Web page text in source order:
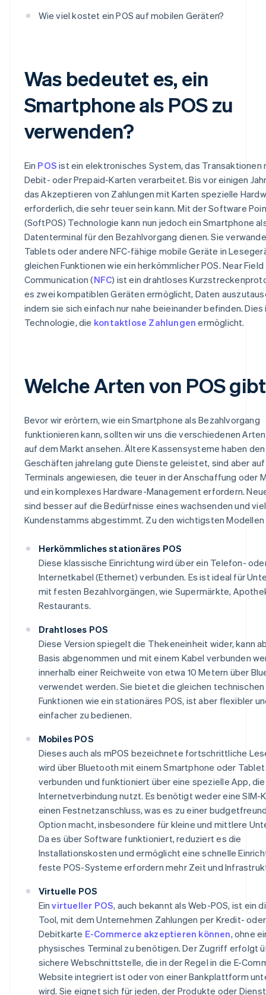
Wie viel kostet ein POS auf mobilen Geräten?
Was bedeutet es, ein
Smartphone als POS zu
verwenden?
Ein POS ist ein elektronisches System, das Transaktionen
Debit- oder Prepaid-Karten verarbeitet. Bis vor einigen
das Akzeptieren von Zahlungen mit Karten spezielle
erforderlich, die sehr teuer sein kann. Mit der Software
(SoftPOS) Technologie kann nun jedoch ein Smartphone
Datenterminal für den Bezahlvorgang dienen. Sie
Tablets oder andere NFC-fähige mobile Geräte in
gleichen Funktionen wie ein herkömmlicher POS. Near Field
Communication (NFC) ist ein drahtloses
es zwei kompatiblen Geräten ermöglicht, Daten
indem sie sich einfach nur nahe beieinander befinden.
Technologie, die kontaktlose Zahlungen ermöglicht.
Welche Arten von POS
Bevor wir erörtern, wie ein Smartphone als Bezahlvorgang
funktionieren kann, sollten wir uns die verschiedenen Arten
auf dem Markt ansehen. Ältere Kassensysteme haben den
Geschäften jahrelang gute Dienste geleistet, sind aber
Terminals angewiesen, die teuer in der Anschaffung oder
und ein komplexes Hardware-Management erfordern.
sind besser auf die Bedürfnisse eines wachsenden und
Kundenstamms abgestimmt. Zu den wichtigsten
Herkömmliches stationäres POS
Diese klassische Einrichtung wird über ein Telefon-
Internetkabel (Ethernet) verbunden. Es ist ideal für
mit festen Bezahlvorgängen, wie Supermärkte,
Restaurants.
Drahtloses POS
Diese Version spiegelt die Thekeneinheit wider, kann
Basis abgenommen und mit einem Kabel verbunden
innerhalb einer Reichweite von etwa 10 Metern über
verwendet werden. Sie bietet die gleichen technischen
Funktionen wie ein stationäres POS, ist aber flexibler
einfacher zu bedienen.
Mobiles POS
Dieses auch als mPOS bezeichnete fortschrittliche
wird über Bluetooth mit einem Smartphone oder Tablet
verbunden und funktioniert über eine spezielle App,
Internetverbindung nutzt. Es benötigt weder eine SIM-
einen Festnetzanschluss, was es zu einer
Option macht, insbesondere für kleine und mittlere
Da es über Software funktioniert, reduziert es die
Installationskosten und ermöglicht eine schnelle
feste POS-Systeme erfordern mehr Zeit und
Virtuelle POS
Einvirtueller POS, auch bekannt als Web-POS, ist ein
Tool, mit dem Unternehmen Zahlungen per Kredit- oder
Debitkarte E-Commerce akzeptieren können, ohne
physisches Terminal zu benötigen. Der Zugriff erfolgt
sichere Webschnittstelle, die in der Regel in die E-
Website integriert ist oder von einer Bankplattform
wird. Sie eignet sich für jeden, der Produkte oder